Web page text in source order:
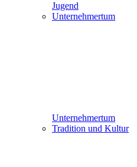
Jugend
Unternehmertum
Unternehmertum
Tradition und Kultur